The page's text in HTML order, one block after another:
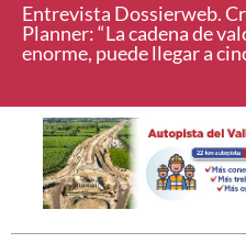
Entrevista Dossierweb.
Planner: “La cadena de
enorme, puede llegar a